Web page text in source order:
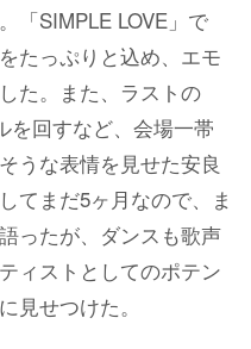
「SIMPLE LOVE」で
たっぷりと込め、エモ
た。また、ラストの
を回すなど、会場一帯
うな表情を見せた安良
てまだ5ヶ月なので、ま
ったが、ダンスも歌声
ィストとしてのポテン
見せつけた。